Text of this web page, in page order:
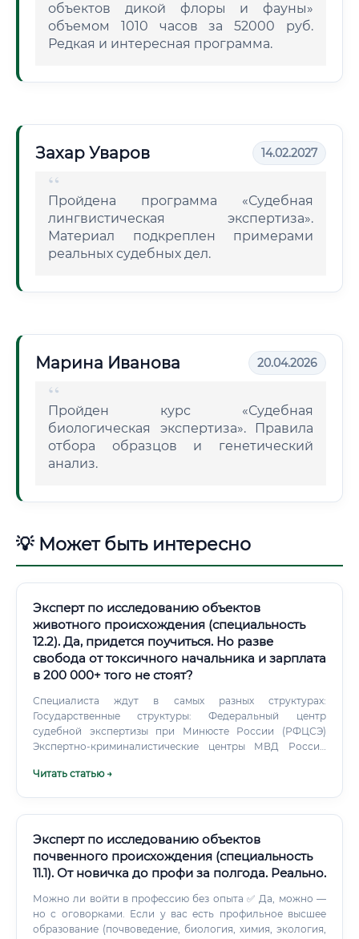
объектов дикой флоры и фауны»
объемом 1010 часов за 52000 руб.
Редкая и интересная программа.
Захар Уваров 14.02.2027
Пройдена программа «Судебная
лингвистическая экспертиза».
Материал подкреплен примерами
реальных судебных дел.
Марина Иванова 20.04.2026
Пройден курс «Судебная
биологическая экспертиза». Правила
отбора образцов и генетический
анализ.
💡 Может быть интересно
Эксперт по исследованию объектов
животного происхождения (специальность
12.2). Да, придется поучиться. Но разве
свобода от токсичного начальника и зарплата
в 200 000+ того не стоят?
Специалиста ждут в самых разных структурах:
Государственные структуры: Федеральный центр
судебной экспертизы при Минюсте России (РФЦСЭ)
Экспертно-криминалистические центры МВД России
Таможенные органы (ФТС России) Росприроднадзор
экспертные организации Лаборатории пищевой
промышленности Охотничьи хозяйства и зоопарки
Страховые компании (для расследования спорных
случаев) Адвокатские бюро (рецензирование экспертиз)
Частная практика: Регистрация в качестве ИП или
самозанятого Работа как независимый частный эксперт ⚡
Именно частная практика даёт максимальный доход и
Читать статью →
Эксперт по исследованию объектов
почвенного происхождения (специальность
11.1). От новичка до профи за полгода. Реально.
Можно ли войти в профессию без опыта ✅ Да, можно —
но с оговорками. Если у вас есть профильное высшее
образование (почвоведение, биология, химия, экология,